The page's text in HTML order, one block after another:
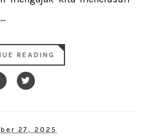
READING
27, 2025